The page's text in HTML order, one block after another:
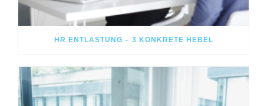
HR ENTLASTUNG – 3 KONKRETE HEBEL